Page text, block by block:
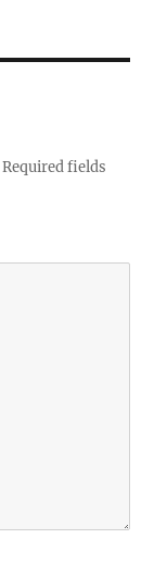
Required fields